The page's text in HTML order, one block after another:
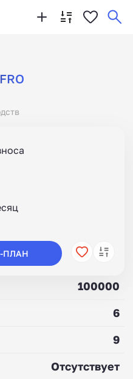
ПЛАН
100000
6
9
Отсутствует